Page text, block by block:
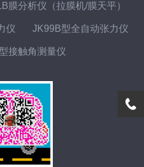
膜分析仪（拉膜机/膜天平）
仪 JK99B型全自动张力仪
接触角测量仪